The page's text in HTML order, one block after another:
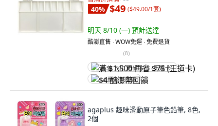
40% $49 ($49.00/1套)
明天 8/10 (一) 預計送達
酷澎直售 ∙ WOW免運 ∙ 免費退貨
(8)
满 $1,500 再省 $75 (王道卡)
$4 酷澎幣回饋
agaplus 趣味滑動原子筆色鉛筆, 8色,
2個